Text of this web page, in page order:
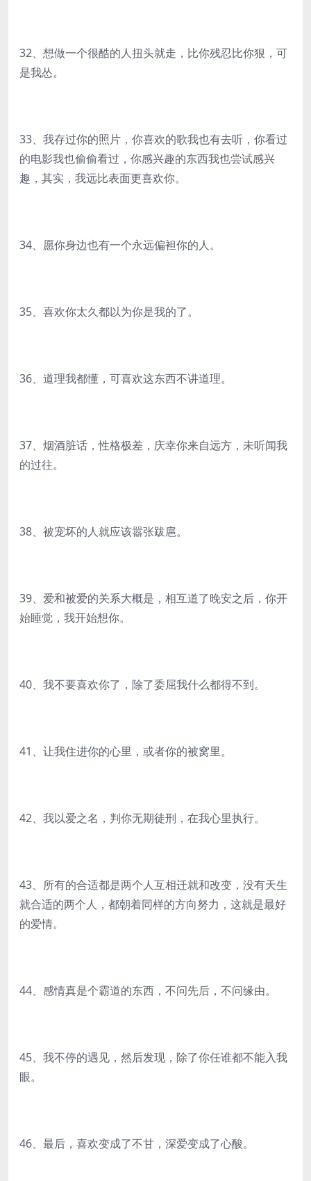
32、想做一个很酷的人扭头就走，比你残忍比你狠，可
是我怂。
33、我存过你的照片，你喜欢的歌我也有去听，你看过
的电影我也偷偷看过，你感兴趣的东西我也尝试感兴
趣，其实，我远比表面更喜欢你。
34、愿你身边也有一个永远偏袒你的人。
35、喜欢你太久都以为你是我的了。
36、道理我都懂，可喜欢这东西不讲道理。
37、烟酒脏话，性格极差，庆幸你来自远方，未听闻我
的过往。
38、被宠坏的人就应该嚣张跋扈。
39、爱和被爱的关系大概是，相互道了晚安之后，你开
始睡觉，我开始想你。
40、我不要喜欢你了，除了委屈我什么都得不到。
41、让我住进你的心里，或者你的被窝里。
42、我以爱之名，判你无期徒刑，在我心里执行。
43、所有的合适都是两个人互相迁就和改变，没有天生
就合适的两个人，都朝着同样的方向努力，这就是最好
的爱情。
44、感情真是个霸道的东西，不问先后，不问缘由。
45、我不停的遇见，然后发现，除了你任谁都不能入我
眼。
46、最后，喜欢变成了不甘，深爱变成了心酸。